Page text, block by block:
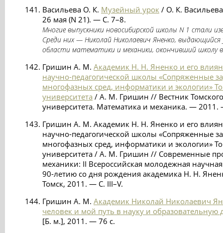
Васильева О. К. Музейный урок / О. К.
26 мая (N 21). — С. 7–8.
Многие выпускники новосибирской школы N 1 стали
Среди них — Николай Николаевич Яненко,
области математики и механики, окончивший школу в
Гришин А. М. Академик Н. Н. Яненко и его
научно-педагогической школы «Сопряженные
многофазных сред, информатики и экологии»
университета / А. М. Гришин // Вестник Томского
университета. Математика и механика. —
Гришин А. М. Академик Н. Н. Яненко и его
научно-педагогической школы «Сопряженные
многофазных сред, информатики и экологии»
университета / А. М. Гришин // Современные
механики: II Всероссийская молодежная
90-летию со дня рождения академика Н. Н.
Томск, 2011. — С. III–V.
Гришин А. М. Академик Николай Николаевич
человек и мой путь в науку и
[Б. м.], 2011. — 76 с.